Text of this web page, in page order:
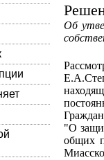
Об
"О
общих